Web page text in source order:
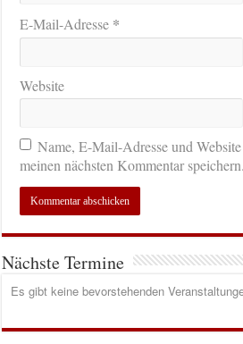
E-Mail-Adresse *
Website
Name, E-Mail-Adresse und
meinen nächsten Kommentar speichern.
Nächste Termine
Es gibt keine bevorstehenden